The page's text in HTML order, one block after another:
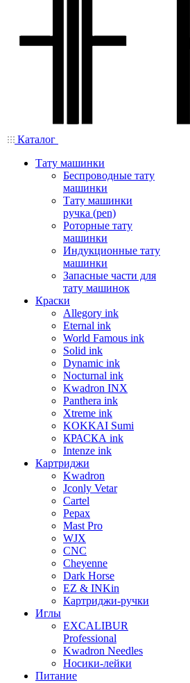
Каталог
Тату машинки
Беспроводные тату
машинки
Тату машинки
ручка (pen)
Роторные тату
машинки
Индукционные тату
машинки
Запасные части для
тату машинок
Краски
Allegory ink
Eternal ink
World Famous ink
Solid ink
Dynamic ink
Nocturnal ink
Kwadron INX
Panthera ink
Xtreme ink
KOKKAI Sumi
КРАСКА ink
Intenze ink
Картриджи
Kwadron
Jconly Vetar
Cartel
Pepax
Mast Pro
WJX
CNC
Cheyenne
Dark Horse
EZ & INKin
Картриджи-ручки
Иглы
EXCALIBUR
Professional
Kwadron Needles
Носики-лейки
Питание